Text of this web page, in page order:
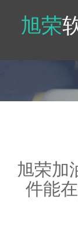
旭荣
旭荣加
件能